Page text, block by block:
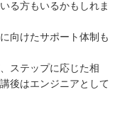
る方もいるかもしれま
向けたサポート体制も
ステップに応じた相
後はエンジニアとして